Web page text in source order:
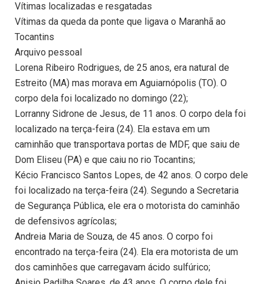
Vítimas localizadas e resgatadas
Vítimas da queda da ponte que ligava o Maranhã ao
Tocantins
Arquivo pessoal
Lorena Ribeiro Rodrigues, de 25 anos, era natural de
Estreito (MA) mas morava em Aguiarnópolis (TO). O
corpo dela foi localizado no domingo (22);
Lorranny Sidrone de Jesus, de 11 anos. O corpo dela foi
localizado na terça-feira (24). Ela estava em um
caminhão que transportava portas de MDF, que saiu de
Dom Eliseu (PA) e que caiu no rio Tocantins;
Kécio Francisco Santos Lopes, de 42 anos. O corpo dele
foi localizado na terça-feira (24). Segundo a Secretaria
de Segurança Pública, ele era o motorista do caminhão
de defensivos agrícolas;
Andreia Maria de Souza, de 45 anos. O corpo foi
encontrado na terça-feira (24). Ela era motorista de um
dos caminhões que carregavam ácido sulfúrico;